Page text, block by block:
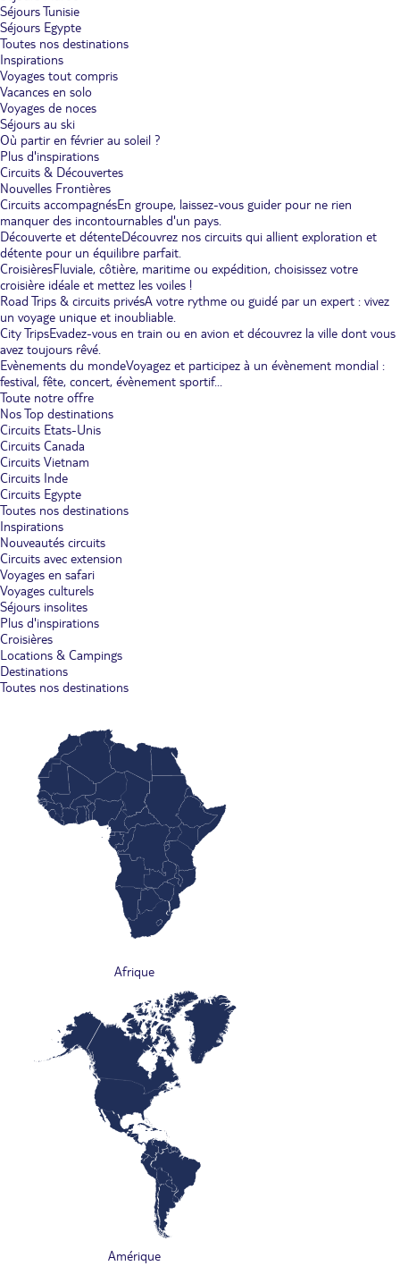
Séjours Tunisie
Séjours Egypte
Toutes nos destinations
Inspirations
Voyages tout compris
Vacances en solo
Voyages de noces
Séjours au ski
Où partir en février au soleil ?
Plus d'inspirations
Circuits & Découvertes
Nouvelles Frontières
Circuits accompagnésEn groupe, laissez-vous guider pour ne rien
manquer des incontournables d'un pays.
Découverte et détenteDécouvrez nos circuits qui allient exploration et
détente pour un équilibre parfait.
CroisièresFluviale, côtière, maritime ou expédition, choisissez votre
croisière idéale et mettez les voiles !
Road Trips & circuits privésA votre rythme ou guidé par un expert : vivez
un voyage unique et inoubliable.
City TripsEvadez-vous en train ou en avion et découvrez la ville dont vous
avez toujours rêvé.
Evènements du mondeVoyagez et participez à un évènement mondial :
festival, fête, concert, évènement sportif...
Toute notre offre
Nos Top destinations
Circuits Etats-Unis
Circuits Canada
Circuits Vietnam
Circuits Inde
Circuits Egypte
Toutes nos destinations
Inspirations
Nouveautés circuits
Circuits avec extension
Voyages en safari
Voyages culturels
Séjours insolites
Plus d'inspirations
Croisières
Locations & Campings
Destinations
Toutes nos destinations
Afrique
Amérique